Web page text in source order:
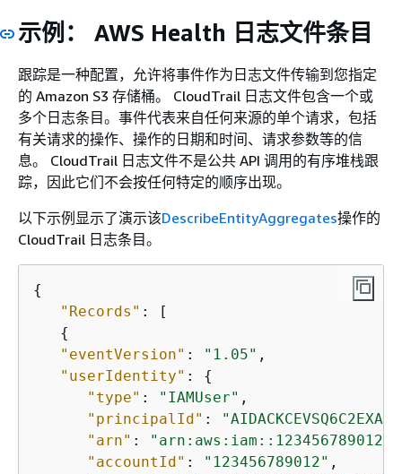
示例： AWS Health 日志文件条目
跟踪是一种配置，允许将事件作为日志文件传输到您指定
的 Amazon S3 存储桶。 CloudTrail 日志文件包含一个或
多个日志条目。事件代表来自任何来源的单个请求，包括
有关请求的操作、操作的日期和时间、请求参数等的信
息。 CloudTrail 日志文件不是公共 API 调用的有序堆栈跟
踪，因此它们不会按任何特定的顺序出现。
以下示例显示了演示该DescribeEntityAggregates操作的
CloudTrail 日志条目。
{
"Records" : [
{
"eventVersion" : "1.05" ,
"userIdentity" : {
"type" : "IAMUser" ,
"principalId" :
"arn" :
"accountId" : "123456789012" ,